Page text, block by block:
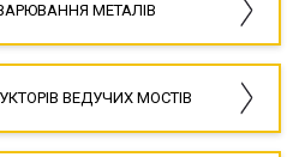
МЕТАЛІВ
ВЕДУЧИХ МОСТІВ